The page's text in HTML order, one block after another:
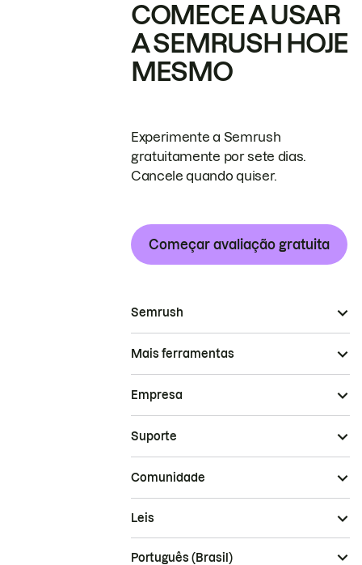
COMECE A USAR
A SEMRUSH HOJE
MESMO
Experimente a Semrush
gratuitamente por sete dias.
Cancele quando quiser.
Começar avaliação gratuita
Semrush
Mais ferramentas
Empresa
Suporte
Comunidade
Leis
Português (Brasil)